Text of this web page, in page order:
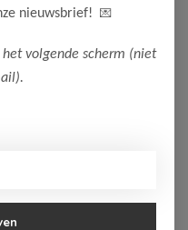
nieuwsbrief! 💌
volgende scherm (niet